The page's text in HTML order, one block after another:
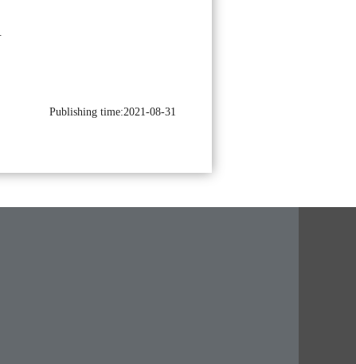
Publishing time:2021-08-31